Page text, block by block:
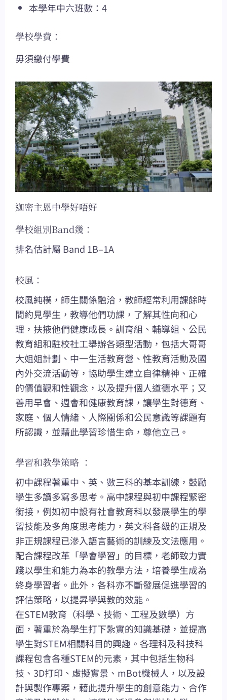
本學年中六班數：4
學校學費：
毋須繳付學費
迦密主恩中學好唔好
學校組別Band幾：
排名估計屬 Band 1B–1A
校風：
校風純樸，師生關係融洽，教師經常利用課餘時
間約見學生，教導他們功課，了解其性向和心
理，扶掖他們健康成長。訓育組、輔導組、公民
教育組和駐校社工舉辦各類型活動，包括大哥哥
大姐姐計劃、中一生活教育營、性教育活動及國
內外交流活動等，協助學生建立自律精神、正確
的價值觀和性觀念，以及提升個人道德水平；又
善用早會、週會和健康教育課，讓學生對德育、
家庭、個人情緒、人際關係和公民意識等課題有
所認識，並藉此學習珍惜生命，尊他立己。
學習和教學策略 ：
初中課程著重中、英、數三科的基本訓練，鼓勵
學生多讀多寫多思考。高中課程與初中課程緊密
銜接，例如初中設有社會教育科以發展學生的學
習技能及多角度思考能力，英文科各級的正規及
非正規課程已滲入語言藝術的訓練及文法應用。
配合課程改革「學會學習」的目標，老師致力實
踐以學生和能力為本的教學方法，培養學生成為
終身學習者。此外，各科亦不斷發展促進學習的
評估策略，以提昇學與教的效能。
在STEM教育（科學、技術、工程及數學）方
面，著重於為學生打下紮實的知識基礎，並提高
學生對STEM相關科目的興趣。各理科及科技科
課程包含各種STEM的元素，其中包括生物科
技、3D打印、虛擬實景、mBot機械人，以及設
計與製作專案，藉此提升學生的創意能力、合作